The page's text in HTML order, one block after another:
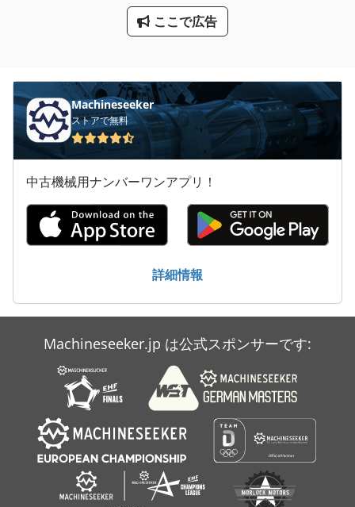
歯車 試験 機
歯車測定機
歯車研削盤
産業用掃除機
ここで広告
Machineseeker
ストアで無料
中古機械用ナンバーワンアプリ！
詳細情報
Machineseeker.jp は公式スポンサーです: